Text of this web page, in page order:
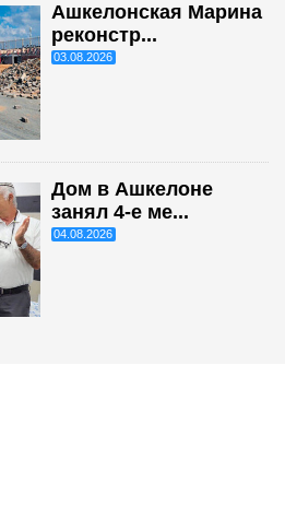
Ашкелонская Марина
реконстр...
03.08.2026
Дом в Ашкелоне
занял 4-е ме...
04.08.2026